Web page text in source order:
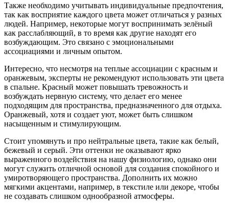
Также необходимо учитывать индивидуальные предпочтения,
так как восприятие каждого цвета может отличаться у разных
людей. Например, некоторые могут воспринимать зелёный
как расслабляющий, в то время как другие находят его
возбуждающим. Это связано с эмоциональными
ассоциациями и личным опытом.
Интересно, что несмотря на теплые ассоциации с красным и
оранжевым, эксперты не рекомендуют использовать эти цвета
в спальне. Красный может повышать тревожность и
возбуждать нервную систему, что делает его менее
подходящим для пространства, предназначенного для отдыха.
Оранжевый, хотя и создает уют, может быть слишком
насыщенным и стимулирующим.
Стоит упомянуть и про нейтральные цвета, такие как белый,
бежевый и серый. Эти оттенки не оказывают ярко
выраженного воздействия на нашу физиологию, однако они
могут служить отличной основой для создания спокойного и
умиротворяющего пространства. Дополнить их можно
мягкими акцентами, например, в текстиле или декоре, чтобы
не создавать слишком однообразной атмосферы.